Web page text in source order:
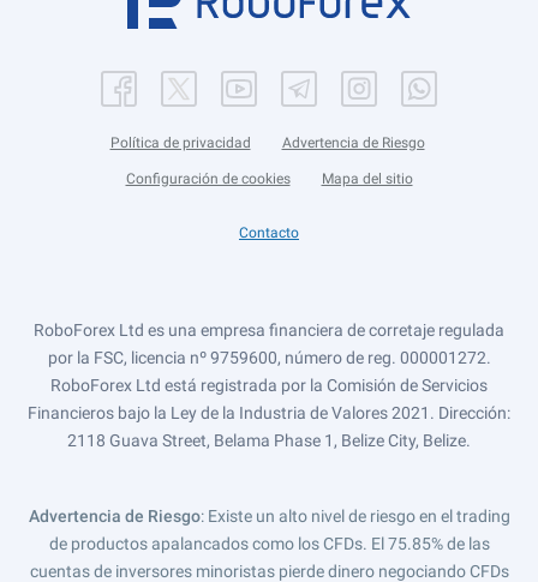
Política de privacidad Advertencia de Riesgo
Configuración de cookies Mapa del sitio
Contacto
RoboForex Ltd es una empresa financiera de corretaje regulada
por la FSC, licencia nº 9759600, número de reg. 000001272.
RoboForex Ltd está registrada por la Comisión de Servicios
Financieros bajo la Ley de la Industria de Valores 2021. Dirección:
2118 Guava Street, Belama Phase 1, Belize City, Belize.
Advertencia de Riesgo: Existe un alto nivel de riesgo en el trading
de productos apalancados como los CFDs. El 75.85% de las
cuentas de inversores minoristas pierde dinero negociando CFDs